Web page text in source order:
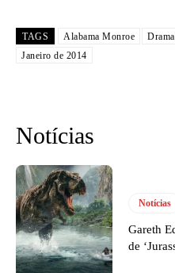
TAGS Alabama Monroe Drama
Janeiro de 2014
Notícias
Notícias
Gareth
de